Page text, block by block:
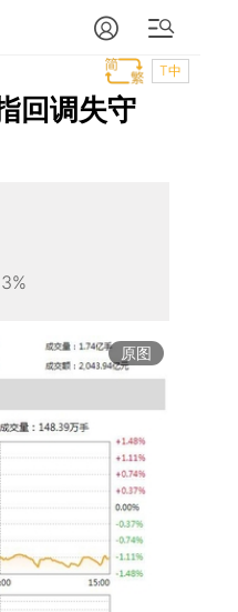
T中
回调失守
原图